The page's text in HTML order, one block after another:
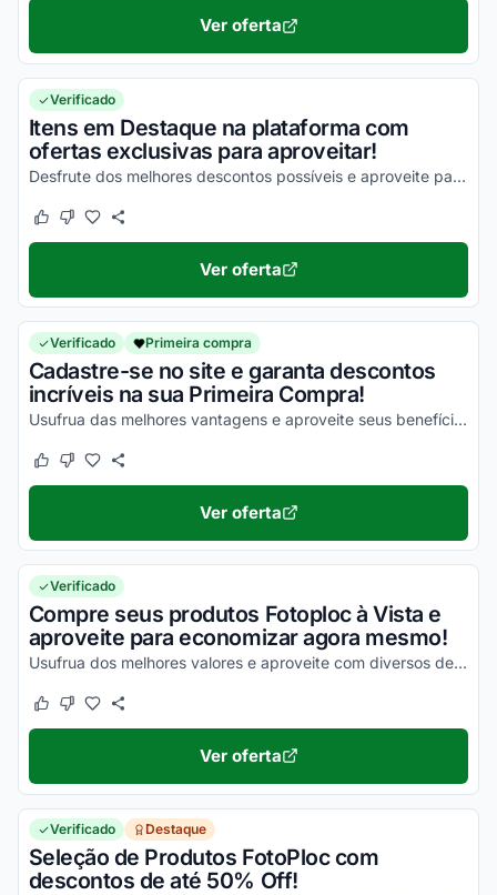
Ver oferta
Verificado
Itens em Destaque na plataforma com
ofertas exclusivas para aproveitar!
Desfrute dos melhores descontos possíveis e aproveite para economizar agora mesmo!
Este cupom funcionou
Este cupom não funcionou
Ver oferta
Verificado Primeira compra
Cadastre-se no site e garanta descontos
incríveis na sua Primeira Compra!
Usufrua das melhores vantagens e aproveite seus benefícios agora mesmo!
Este cupom funcionou
Este cupom não funcionou
Ver oferta
Verificado
Compre seus produtos Fotoploc à Vista e
aproveite para economizar agora mesmo!
Usufrua dos melhores valores e aproveite com diversos descontos em todas as suas compras!
Este cupom funcionou
Este cupom não funcionou
Ver oferta
Verificado Destaque
Seleção de Produtos FotoPloc com
descontos de até 50% Off!